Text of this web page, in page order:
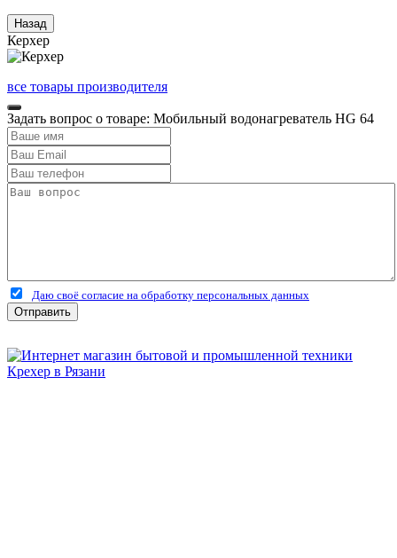
Керхер
все товары производителя
Задать вопрос о товаре: Мобильный водонагреватель HG 64
Даю своё согласие на обработку персональных данных
Отправить